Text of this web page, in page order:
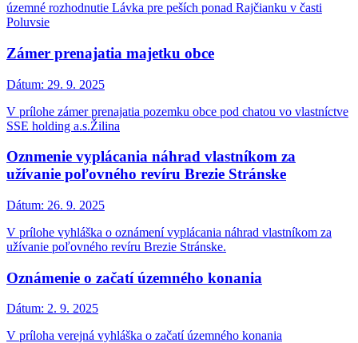
územné rozhodnutie Lávka pre peších ponad Rajčianku v časti
Poluvsie
Zámer prenajatia majetku obce
Dátum: 29. 9. 2025
V prílohe zámer prenajatia pozemku obce pod chatou vo vlastníctve
SSE holding a.s.Žilina
Oznmenie vyplácania náhrad vlastníkom za
užívanie poľovného revíru Brezie Stránske
Dátum: 26. 9. 2025
V prílohe vyhláška o oznámení vyplácania náhrad vlastníkom za
užívanie poľovného revíru Brezie Stránske.
Oznámenie o začatí územného konania
Dátum: 2. 9. 2025
V príloha verejná vyhláška o začatí územného konania